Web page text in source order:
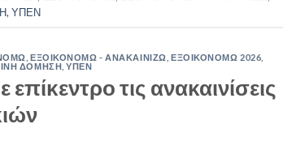
, ΥΠΕΝ
ΕΞΟΙΚΟΝΟΜΩ - ΑΝΑΚΑΙΝΙΖΩ ΕΞΟΙΚΟΝΟΜΩ 2026
ΔΟΜΗΣΗ ,ΥΠΕΝ
τις ανακαινίσεις